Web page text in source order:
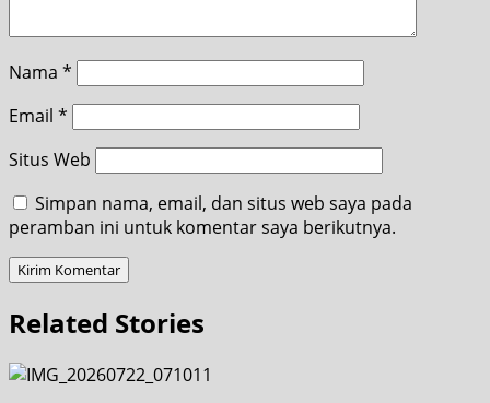
Nama *
Email *
Situs Web
Simpan nama, email, dan situs web saya pada
peramban ini untuk komentar saya berikutnya.
Related Stories